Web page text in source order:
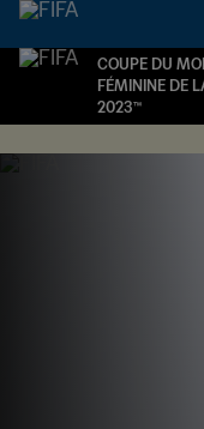
COUPE DU
FÉMININE DE
2023™